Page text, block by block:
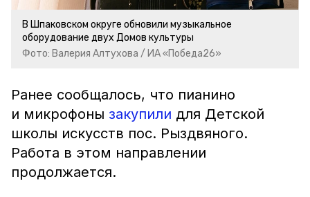
В Шпаковском округе обновили музыкальное
оборудование двух Домов культуры
Фото: Валерия Алтухова / ИА «Победа26»
Ранее сообщалось, что пианино
и микрофоны закупили для Детской
школы искусств пос. Рыздвяного.
Работа в этом направлении
продолжается.